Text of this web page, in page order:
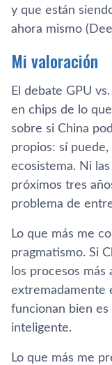
y que están
ahora mismo
Mi valoración
El debate GPU
en chips de lo
sobre si China
propios: sí
ecosistema. Ni
próximos tres
problema de
Lo que más me
pragmatismo. Si
los procesos más
extremadamente
funcionan bien
inteligente.
Lo que más me